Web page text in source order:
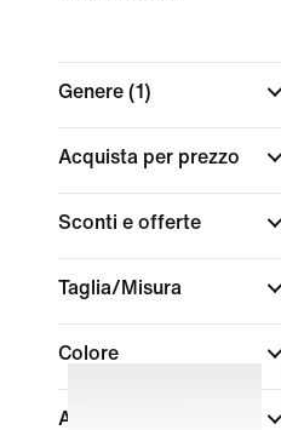
Genere (1)
Acquista per prezzo
Sconti e offerte
Taglia/Misura
Colore
Altezza scarpa